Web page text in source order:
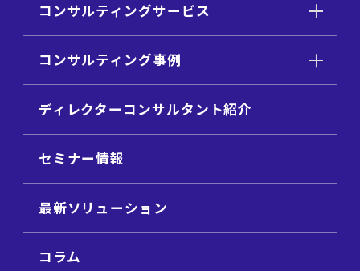
コンサルティングサービス
コンサルティング事例
ディレクターコンサルタント紹介
セミナー情報
最新ソリューション
コラム